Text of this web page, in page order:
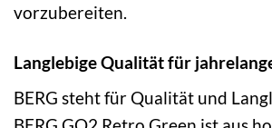
vorzubereiten.
Langlebige Qualität für
BERG steht für Qualität und